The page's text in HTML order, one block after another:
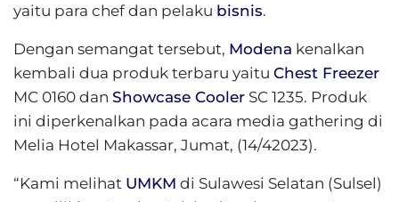
yaitu para chef dan pelaku bisnis.
Dengan semangat tersebut, Modena kenalkan
kembali dua produk terbaru yaitu Chest Freezer
MC 0160 dan Showcase Cooler SC 1235. Produk
ini diperkenalkan pada acara media gathering di
Melia Hotel Makassar, Jumat, (14/42023).
“Kami melihat UMKM di Sulawesi Selatan (Sulsel)